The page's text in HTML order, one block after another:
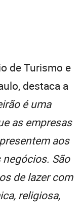
de Turismo e
destaca a
é uma
as empresas
aos
São
de lazer com
religiosa,